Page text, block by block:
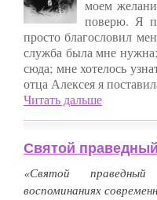
моем
поверю. Я
просто благословил
служба была мне
сюда; мне хотелось
отца Алексея я
Читать дальше
Святой
«Святой
воспоминаниях